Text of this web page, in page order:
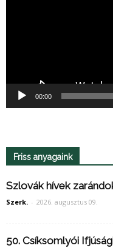
00:00
Friss anyagaink
Szlovák hívek
Szerk. - 2026. augusztus 09.
50. Csíksomlyói